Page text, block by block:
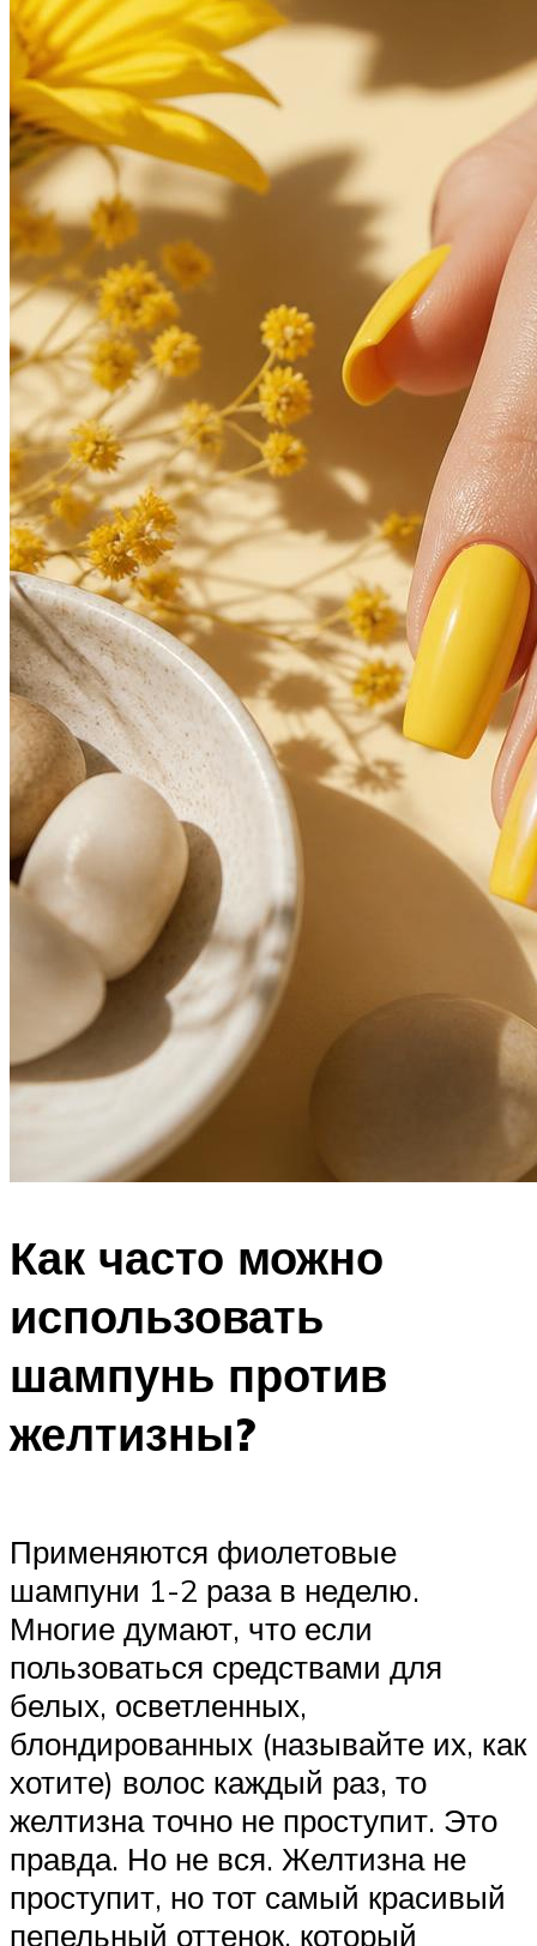
Как часто можно
использовать
шампунь против
желтизны?
Применяются фиолетовые
шампуни 1-2 раза в неделю.
Многие думают, что если
пользоваться средствами для
белых, осветленных,
блондированных (называйте их, как
хотите) волос каждый раз, то
желтизна точно не проступит. Это
правда. Но не вся. Желтизна не
проступит, но тот самый красивый
пепельный оттенок, который